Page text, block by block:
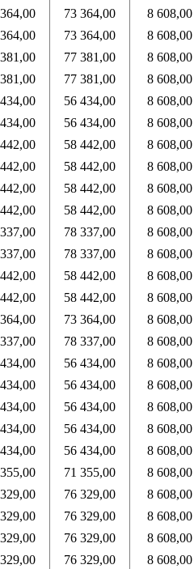
73 364,00 8 608,00
73 364,00 8 608,00
77 381,00 8 608,00
77 381,00 8 608,00
56 434,00 8 608,00
56 434,00 8 608,00
58 442,00 8 608,00
58 442,00 8 608,00
58 442,00 8 608,00
58 442,00 8 608,00
78 337,00 8 608,00
78 337,00 8 608,00
58 442,00 8 608,00
58 442,00 8 608,00
73 364,00 8 608,00
78 337,00 8 608,00
56 434,00 8 608,00
56 434,00 8 608,00
56 434,00 8 608,00
56 434,00 8 608,00
56 434,00 8 608,00
71 355,00 8 608,00
76 329,00 8 608,00
76 329,00 8 608,00
76 329,00 8 608,00
76 329,00 8 608,00